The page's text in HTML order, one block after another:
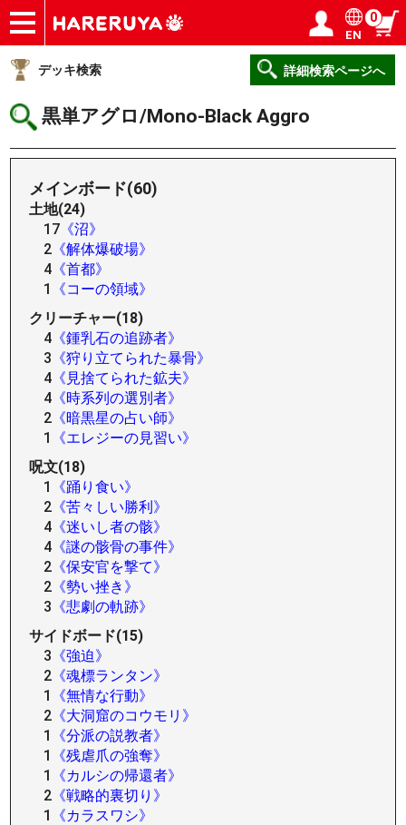
ショップ
買取
記事
デッキ検索
デッキ構築
選手一覧
店舗一覧
イベント
ヘルプ
お問い合わせ ログイン／会員登録
EN
0
デッキ検索 詳細検索ページへ
黒単アグロ/Mono-Black Aggro
メインボード(60)
土地(24)
17 《沼》
2 《解体爆破場》
4 《首都》
1
《コーの領域》
クリーチャー(18)
4 《鍾乳石の追跡者》
3 《狩り立てられた暴骨》
4 《見捨てられた鉱夫》
4 《時系列の選別者》
2 《暗黒星の占い師》
1
《エレジーの見習い》
呪文(18)
1
《踊り食い》
2 《苦々しい勝利》
4 《迷いし者の骸》
4 《謎の骸骨の事件》
2 《保安官を撃て》
2 《勢い挫き》
3 《悲劇の軌跡》
サイドボード(15)
3 《強迫》
2 《魂標ランタン》
1
《無情な行動》
2 《大洞窟のコウモリ》
1
《分派の説教者》
1
《残虐爪の強奪》
1
《カルシの帰還者》
2 《戦略的裏切り》
1
《カラスワシ》